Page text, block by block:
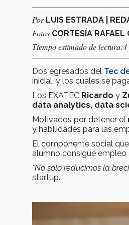
Por LUIS ESTRADA |
Fotos CORTESÍA RAFAEL
Tiempo estimado de lectura:4
Dos egresados del Tec
inicial, y los cuales se
Los EXATEC Ricardo y
data analytics, data
Motivados por detener el
y habilidades para las
El componente social
alumno consigue empleo
"No sólo reducimos la
startup.